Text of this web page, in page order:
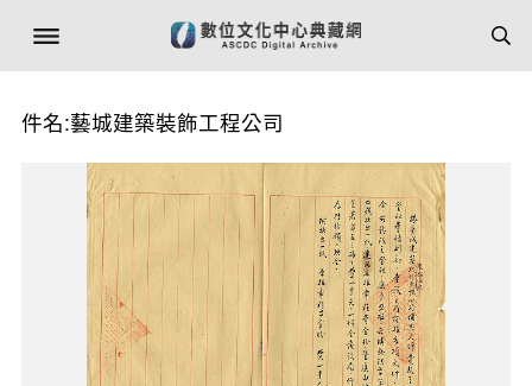
件名:藝城建築裝飾工程公司